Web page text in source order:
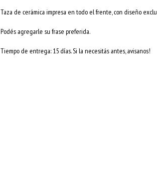
Taza de cerámica impresa en todo el frente, con diseño
Podés agregarle su frase preferida.
Tiempo de entrega: 15 días. Si la necesitás antes, avisanos!